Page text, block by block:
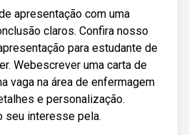
apresentação com uma
claros. Confira nosso
para estudante de
Webescrever uma carta de
vaga na área de enfermagem
e personalização.
seu interesse pela.